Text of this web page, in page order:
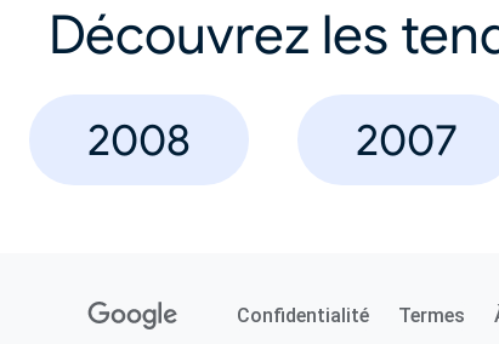
Découvrez les
2008 2007
Confidentialité Termes